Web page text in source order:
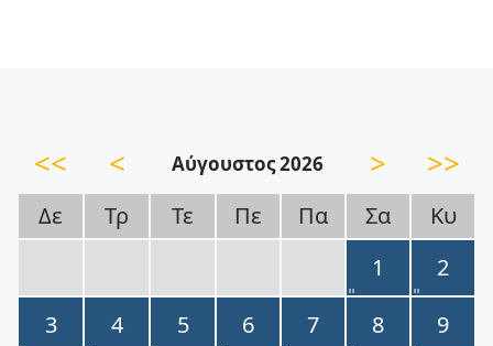
<< < Αύγουστος 2026 > >>
Δε Τρ Τε Πε Πα Σα
Κυ
1
2
3
4 5 6 7 8
9